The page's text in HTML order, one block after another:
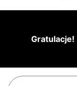
Gratulacje!